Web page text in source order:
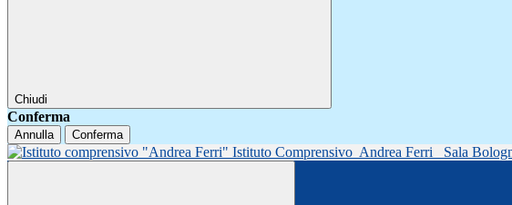
Chiudi
Conferma
Annulla Conferma
Istituto Comprensivo Andrea Ferri Sala